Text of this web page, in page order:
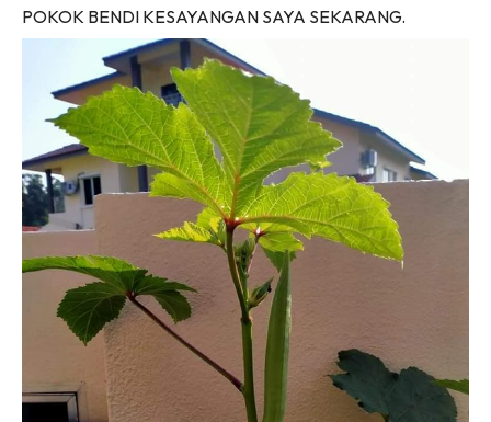
POKOK BENDI KESAYANGAN SAYA SEKARANG.